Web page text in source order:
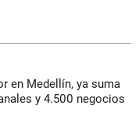
en Medellín, ya suma
y 4.500 negocios